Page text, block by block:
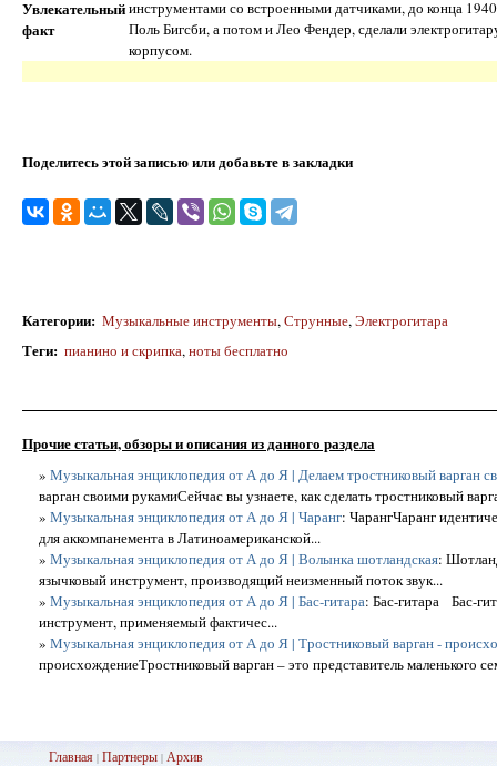
Увлекательный
факт
инструментами со встроенными датчиками, до конца
Поль Бигсби, а потом и Лео Фендер, сделали
корпусом.
Поделитесь этой записью или добавьте в закладки
Категории: Музыкальные инструменты,Струнные,Электрогитара
Теги: пианино и скрипка,ноты бесплатно
Прочие статьи, обзоры и описания из данного раздела
» Музыкальная энциклопедия от А до Я | Делаем тростниковый варган
варган своими рукамиСейчас вы узнаете, как сделать тростниковый
» Музыкальная энциклопедия от А до Я | Чаранг: ЧарангЧаранг
для аккомпанемента в Латиноамериканской...
» Музыкальная энциклопедия от А до Я | Волынка шотландская:
язычковый инструмент, производящий неизменный поток звук...
» Музыкальная энциклопедия от А до Я | Бас-гитара: Бас-гитара Бас-
инструмент, применяемый фактичес...
» Музыкальная энциклопедия от А до Я | Тростниковый варган -
происхождениеТростниковый варган – это представитель маленького
Главная |Партнеры |Архив